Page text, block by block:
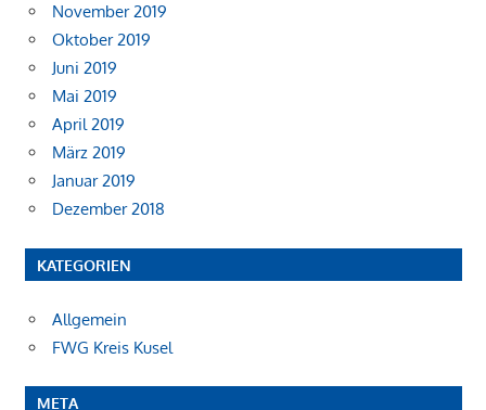
November 2019
Oktober 2019
Juni 2019
Mai 2019
April 2019
März 2019
Januar 2019
Dezember 2018
KATEGORIEN
Allgemein
FWG Kreis Kusel
META